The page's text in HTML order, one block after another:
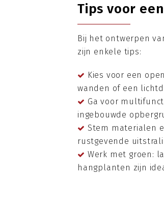
Tips voor
Bij het ontwerpen
zijn enkele tips:
Kies voor een
wanden of een
Ga voor
ingebouwde
Stem materialen
rustgevende
Werk met groen:
hangplanten zijn